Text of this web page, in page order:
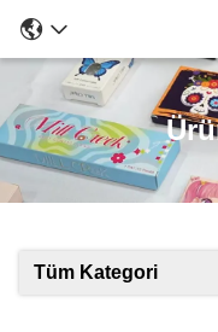
Tüm Kategori